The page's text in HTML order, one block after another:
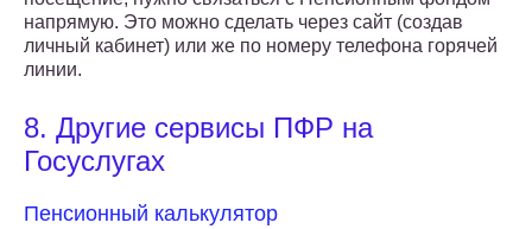
напрямую. Это можно сделать через сайт (создав
личный кабинет) или же по номеру телефона горячей
линии.
8. Другие сервисы ПФР на
Госуслугах
Пенсионный калькулятор